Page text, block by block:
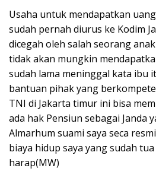
Usaha untuk mendapatkan
sudah pernah diurus ke Kodim
dicegah oleh salah seorang
tidak akan mungkin
sudah lama meninggal kata ibu
bantuan pihak yang
TNI di Jakarta timur ini bisa
ada hak Pensiun sebagai Janda
Almarhum suami saya seca
biaya hidup saya yang sudah
harap(MW)